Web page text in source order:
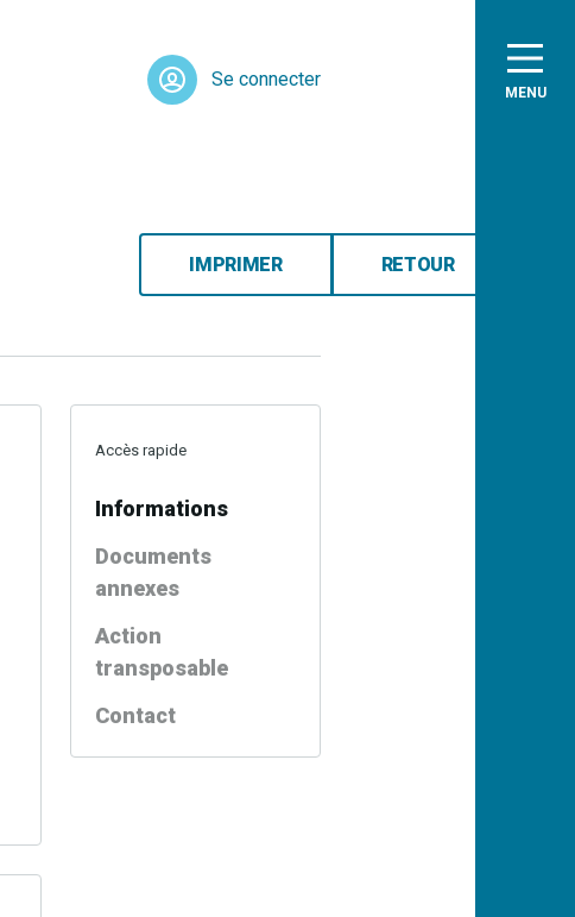
MENU
Se connecter
IMPRIMER RETOUR
Accès rapide
Informations
Documents
annexes
Action
transposable
Contact